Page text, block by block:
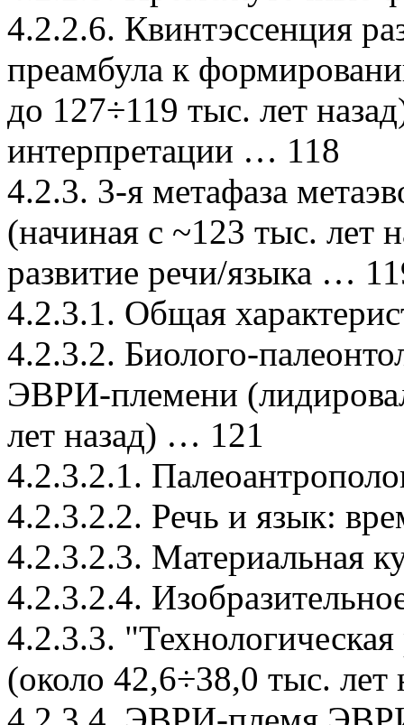
4.2.2.6. Квинтэссенция
преамбула к
до 127÷119 тыс. лет
интерпретации … 118
4.2.3. 3-я метафаза
(начиная с ~123 тыс. лет
развитие речи/языка …
4.2.3.1. Общая
4.2.3.2. Биолого-
ЭВРИ-племени
лет назад) … 121
4.2.3.2.1.
4.2.3.2.2. Речь и язык:
4.2.3.2.3. Материальная
4.2.3.2.4.
4.2.3.3.
(около 42,6÷38,0 тыс.